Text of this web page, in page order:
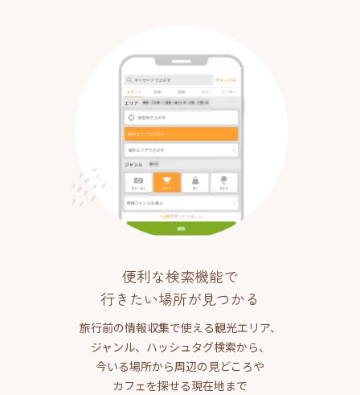
便利な検索機能で
行きたい場所が見つかる
旅行前の情報収集で使える観光エリア、
ジャンル、ハッシュタグ検索から、
今いる場所から周辺の見どころや
カフェを探せる現在地まで